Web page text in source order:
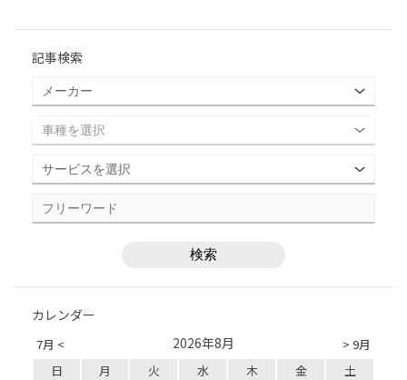
記事検索
カレンダー
7月 < > 9月
2026年8月
日 月 火 水 木 金
土